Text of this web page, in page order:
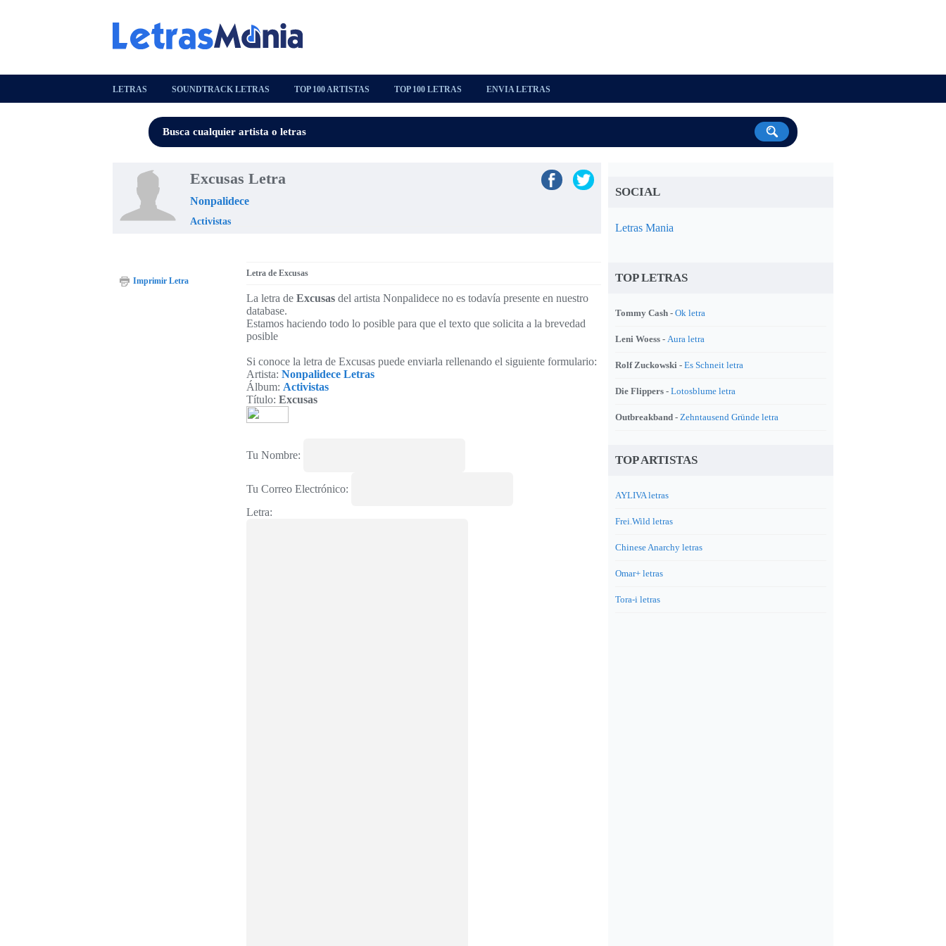
LETRAS SOUNDTRACK LETRAS TOP 100 ARTISTAS TOP 100 LETRAS ENVIA LETRAS
Excusas Letra
Nonpalidece
Activistas
Letra de Excusas
La letra de Excusas del artista Nonpalidece no es todavía presente en nuestro
database.
Estamos haciendo todo lo posible para que el texto que solicita a la brevedad
posible
Si conoce la letra de Excusas puede enviarla rellenando el siguiente formulario:
Artista: Nonpalidece Letras
Álbum: Activistas
Título: Excusas
Tu Nombre:
Tu Correo Electrónico:
Letra:
Imprimir Letra
SOCIAL
Letras Mania
TOP LETRAS
Tommy Cash - Ok letra
Leni Woess - Aura letra
Rolf Zuckowski - Es Schneit letra
Die Flippers - Lotosblume letra
Outbreakband - Zehntausend Gründe letra
TOP ARTISTAS
AYLIVA letras
Frei.Wild letras
Chinese Anarchy letras
Omar+ letras
Tora-i letras